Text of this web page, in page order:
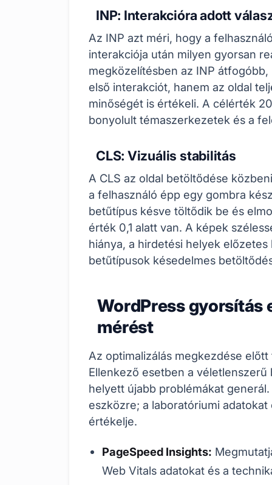
INP: Interakcióra adott
Az INP azt méri, hogy a
interakciója után milyen gyorsan
megközelítésben az INP
első interakciót, hanem az oldal
minőségét is értékeli. A célérték
bonyolult témaszerkezetek és a
CLS: Vizuális stabilitás
A CLS az oldal betöltődése
a felhasználó épp egy gombra
betűtípus késve töltődik be és
érték 0,1 alatt van. A képek
hiánya, a hirdetési helyek
betűtípusok késedelmes
WordPress gyorsítás
mérést
Az optimalizálás megkezdése
Ellenkező esetben a
helyett újabb problémákat
eszközre; a laboratóriumi
értékelje.
PageSpeed Insights:
Web Vitals adatokat és a